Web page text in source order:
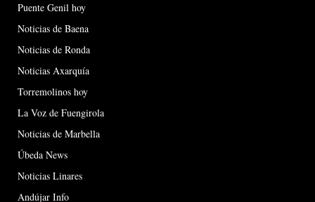
Puente Genil hoy
Noticias de Baena
Noticias de Ronda
Noticias Axarquía
Torremolinos hoy
La Voz de Fuengirola
Noticias de Marbella
Úbeda News
Noticias Linares
Andújar Info